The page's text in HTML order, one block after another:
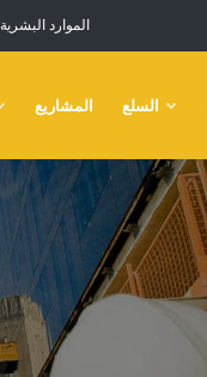
الموارد البشرية
المشاريع